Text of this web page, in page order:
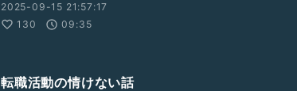
2025-09-15 21:57:17
130
09:35
転職活動の情けない話